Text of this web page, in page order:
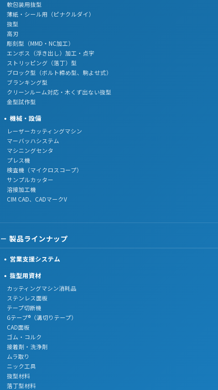
軟包装用抜型
薄紙・シール用（ピナクルダイ）
抜型
高刃
彫刻型（MMD・NC加工）
エンボス（浮き出し）加工・点字
ストリッピング（落丁）型
ブロック型（ボルト締め型、駒よせ式）
ブランキング型
クリーンルーム対応・木くず出ない抜型
金型試作型
機械・設備
レーザーカッティングマシン
マーバッハシステム
マシニングセンタ
プレス機
検査機（マイクロスコープ）
サンプルカッター
溶接加工機
CIM CAD、CADマークV
製品ラインナップ
営業支援システム
抜型用資材
カッティングマシン消耗品
ステンレス面板
テープ切断機
Gテープ®（溝切りテープ）
CAD面板
ゴム・コルク
接着剤・洗浄剤
ムラ取り
ニック工具
抜型材料
落丁型材料